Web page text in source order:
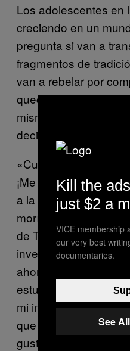
Los adolescentes en
creciendo en un
pregunta si van a
fragmentos de
van a rebelar por
queda abierta,
mismo para dar
decidió no transmitir
«Cuando Mitsuha
¡Me voy a Tokio!’, es
a la preparatoria.
moría de ganas de ir
de Tokio. En
investigar cómo son
ahora y no fui al
estudiantes. Tengo
mi imaginación para
que quiero en mis
gustó mi película, así
Kill the
just $2 a
VICE membership
our very best
documentaries.
See